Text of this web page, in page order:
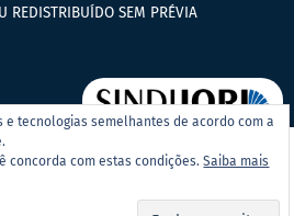
e tecnologias semelhantes de acordo com a
concorda com estas condições.Saiba mais
REDISTRIBUÍDO SEM PRÉVIA